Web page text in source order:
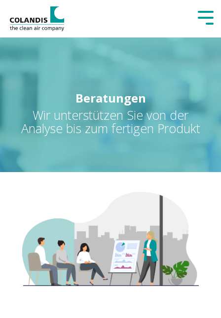
Beratungen
Wir unterstützen Sie von der
Analyse bis zum fertigen Produkt